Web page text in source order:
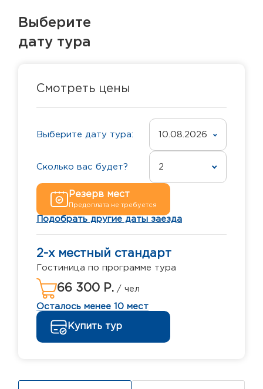
Выберите
дату тура
Смотреть цены
Выберите дату тура: 10.08.2026
Сколько вас будет? 2
Резерв мест
Предоплата не требуется
Подобрать другие даты заезда
2-х местный стандарт
Гостиница по программе тура
66 300 Р. / чел
Осталось менее 10 мест
Купить тур